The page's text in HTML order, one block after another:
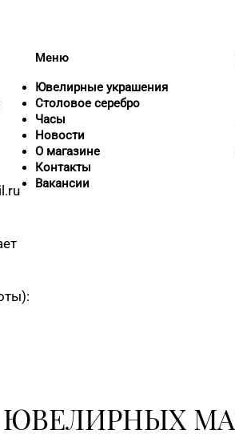
Меню
Ювелирные украшения
Столовое серебро
Часы
Новости
О магазине
Контакты
Вакансии
ЮВЕЛИРНЫХ